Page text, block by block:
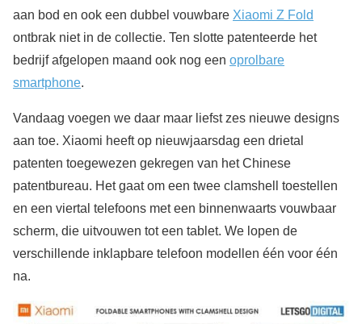
aan bod en ook een dubbel vouwbare Xiaomi Z Fold
ontbrak niet in de collectie. Ten slotte patenteerde het
bedrijf afgelopen maand ook nog een oprolbare
smartphone.
Vandaag voegen we daar maar liefst zes nieuwe designs
aan toe. Xiaomi heeft op nieuwjaarsdag een drietal
patenten toegewezen gekregen van het Chinese
patentbureau. Het gaat om een twee clamshell toestellen
en een viertal telefoons met een binnenwaarts vouwbaar
scherm, die uitvouwen tot een tablet. We lopen de
verschillende inklapbare telefoon modellen één voor één
na.